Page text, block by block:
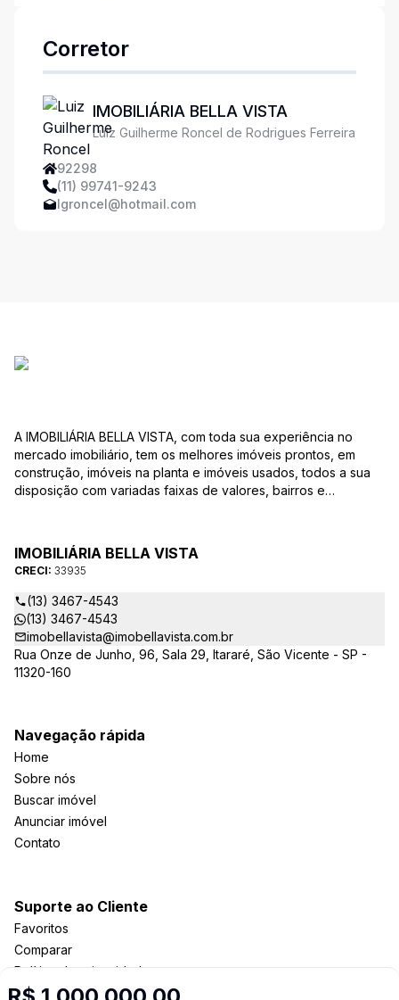
Corretor
IMOBILIÁRIA BELLA VISTA
Luiz Guilherme Roncel de Rodrigues Ferreira
92298
(11) 99741-9243
lgroncel@hotmail.com
A IMOBILIÁRIA BELLA VISTA, com toda sua experiência no
mercado imobiliário, tem os melhores imóveis prontos, em
construção, imóveis na planta e imóveis usados, todos a sua
disposição com variadas faixas de valores, bairros e
ao CRECI-EE – estarão sempre prontos para responder-lhe
todas as suas dúvidas sobre casas, apartamentos, terrenos,
salas comerciais e outros produtos imobiliários.
IMOBILIÁRIA BELLA VISTA
CRECI: 33935
(13) 3467-4543
(13) 3467-4543
imobellavista@imobellavista.com.br
Rua Onze de Junho, 96, Sala 29, Itararé, São Vicente - SP -
11320-160
Navegação rápida
Home
Sobre nós
Buscar imóvel
Anunciar imóvel
Contato
Suporte ao Cliente
Favoritos
Comparar
Política de privacidade